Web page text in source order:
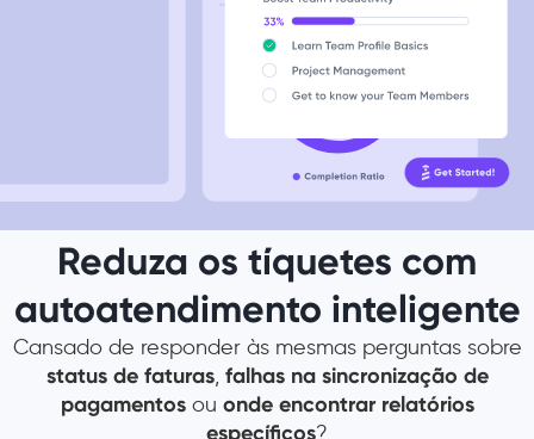
Reduza os tíquetes com
autoatendimento inteligente
Cansado de responder às mesmas perguntas sobre
status de faturas, falhas na sincronização de
pagamentosou onde encontrar relatórios
específicos?